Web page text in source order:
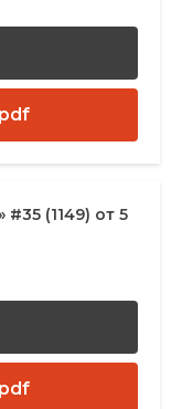
(1149) от 5